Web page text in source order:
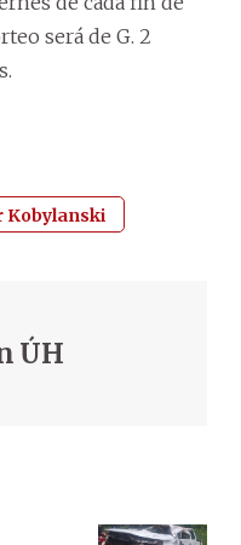
será de G. 2
Kobylanski
ÚH